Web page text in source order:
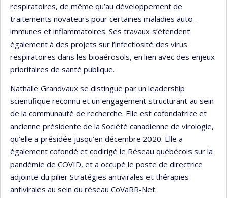
respiratoires, de même qu’au développement de
traitements novateurs pour certaines maladies auto-
immunes et inflammatoires. Ses travaux s’étendent
également à des projets sur l’infectiosité des virus
respiratoires dans les bioaérosols, en lien avec des enjeux
prioritaires de santé publique.
Nathalie Grandvaux se distingue par un leadership
scientifique reconnu et un engagement structurant au sein
de la communauté de recherche. Elle est cofondatrice et
ancienne présidente de la Société canadienne de virologie,
qu’elle a présidée jusqu’en décembre 2020. Elle a
également cofondé et codirigé le Réseau québécois sur la
pandémie de COVID, et a occupé le poste de directrice
adjointe du pilier Stratégies antivirales et thérapies
antivirales au sein du réseau CoVaRR-Net.